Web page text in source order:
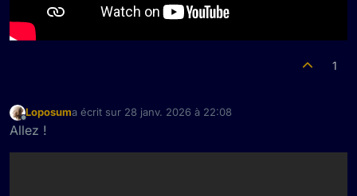
1
Hors-ligne
Loposuma écrit sur 28 janv. 2026 à 22:08
dernière édition par
Allez !